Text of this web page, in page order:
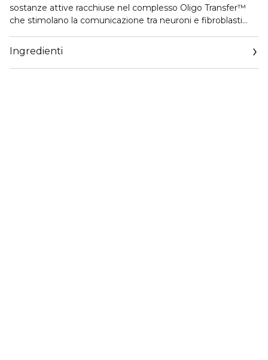
sostanze attive racchiuse nel complesso Oligo Transfer™
che stimolano la comunicazione tra neuroni e fibroblasti
della pelle. La crema riempie le rughe profonde e rimodella
la forma del viso. Il complesso addizionale AquaFlux
Spheres contenuto nella crema attiva il trattenimento
Ingredienti